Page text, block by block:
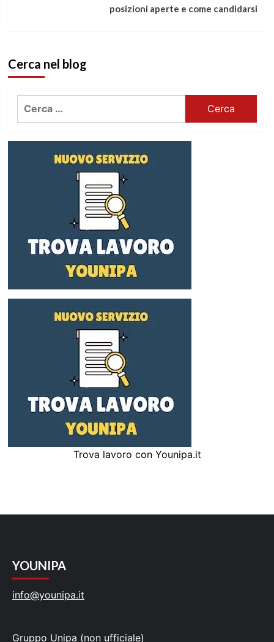
posizioni aperte e come candidarsi
Cerca nel blog
Trova lavoro con Younipa.it
YOUNIPA
info@younipa.it
Gruppo Unipa (non ufficiale)